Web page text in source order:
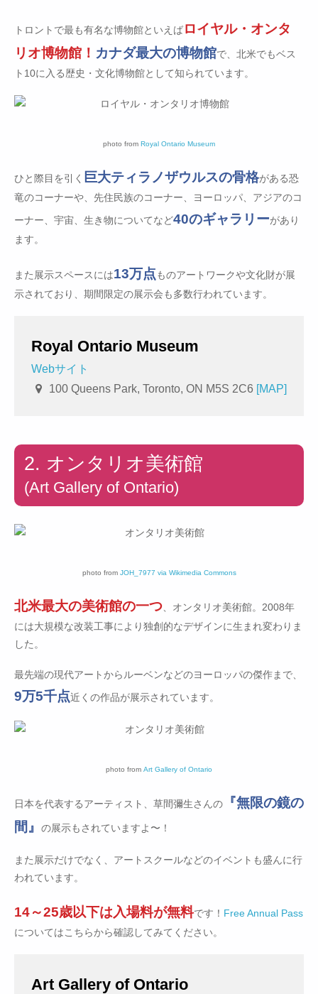
トロントで最も有名な博物館といえばロイヤル・オンタ
リオ博物館！ カナダ最大の博物館で、北米でもベス
ト10に入る歴史・文化博物館として知られています。
photo from Royal Ontario Museum
ひと際目を引く 巨大ティラノザウルスの骨格がある恐
竜のコーナーや、先住民族のコーナー、ヨーロッパ、アジアのコ
ーナー、宇宙、生き物についてなど40のギャラリーがあり
ます。
また展示スペースには13万点ものアートワークや文化財が展
示されており、期間限定の展示会も多数行われています。
Royal Ontario Museum
Webサイト
100 Queens Park, Toronto, ON M5S 2C6 [MAP]
2. オンタリオ美術館
(Art Gallery of Ontario)
photo from JOH_7977 via Wikimedia Commons
北米最大の美術館の一つ、オンタリオ美術館。2008年
には大規模な改装工事により独創的なデザインに生まれ変わりま
した。
最先端の現代アートからルーベンなどのヨーロッパの傑作まで、
9万5千点近くの作品が展示されています。
photo from Art Gallery of Ontario
日本を代表するアーティスト、草間彌生さんの
『無限の鏡の
間』
の展示もされていますよ〜！
また展示だけでなく、アートスクールなどのイベントも盛んに行
われています。
14～25歳以下は入場料が無料です！ Free Annual Pass
についてはこちらから確認してみてください。
Art Gallery of Ontario